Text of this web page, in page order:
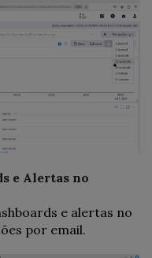
e Alertas no
e alertas no
por email.